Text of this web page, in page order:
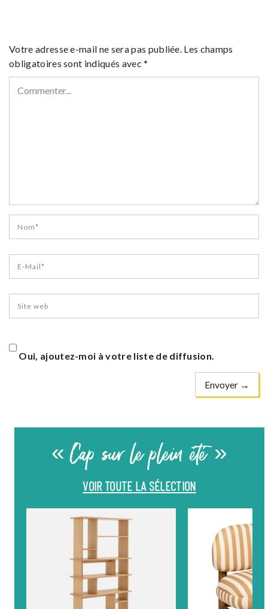
Votre adresse e-mail ne sera pas publiée. Les champs
obligatoires sont indiqués avec*
Oui, ajoutez-moi à votre liste de diffusion.
« Cap sur le plein été »
VOIR TOUTE LA SÉLECTION